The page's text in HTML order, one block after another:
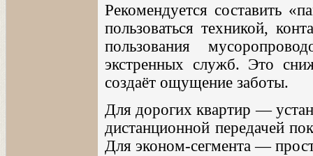
Рекомендуется составить
пользоваться техникой,
пользования
экстренных служб. Это
создаёт ощущение заботы.
Для дорогих квартир —
дистанционной передачей
Для эконом-сегмента —